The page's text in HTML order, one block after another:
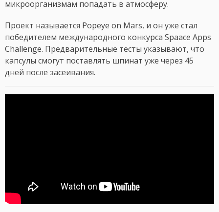
микроорганизмам попадать в атмосферу.
Проект называется Popeye on Mars, и он уже стал
победителем международного конкурса Spaace Apps
Challenge. Предварительные тесты указывают, что
капсулы смогут поставлять шпинат уже через 45
дней после засеивания.